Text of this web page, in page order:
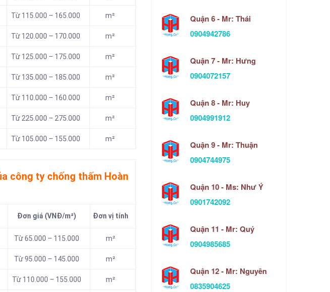
Từ 115.000 – 165.000 m²
Từ 120.000 – 170.000 m²
Từ 125.000 – 175.000 m²
Từ 135.000 – 185.000 m²
Từ 110.000 – 160.000 m²
Từ 225.000 – 275.000 m²
Từ 105.000 – 155.000 m²
công ty chống thấm Hoàn
Đơn giá (VNĐ/m²) Đơn vị tính
Từ 65.000 – 115.000 m²
Từ 95.000 – 145.000 m²
Từ 110.000 – 155.000 m²
Quận 6 - Mr: Thái
0904942786
Quận 7 - Mr: Hưng
0904072157
Quận 8 - Mr: Huy
0904991912
Quận 9 - Mr: Thuận
0904744975
Quận 10 - Ms: Như Ý
0901742092
Quận 11 - Mr: Quý
0904985685
Quận 12 - Mr: Nguyên
0835904625